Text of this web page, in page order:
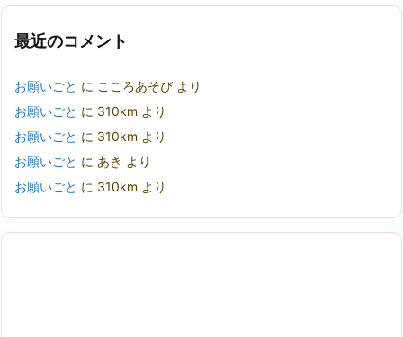
最近のコメント
お願いごと に こころあそび より
お願いごと に 310km より
お願いごと に 310km より
お願いごと に あき より
お願いごと に 310km より